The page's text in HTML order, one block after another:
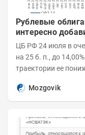
Рублевые
интересно
ЦБ РФ 24 июля в
на 25 б. п., до
траектории ее
Mozgovik